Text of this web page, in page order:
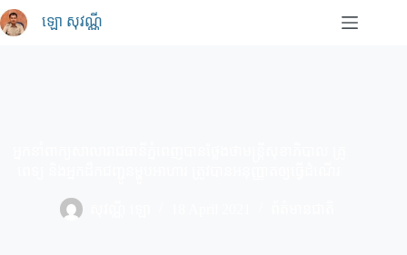
Skip
to
content
ឡោ សុវណ្ណី